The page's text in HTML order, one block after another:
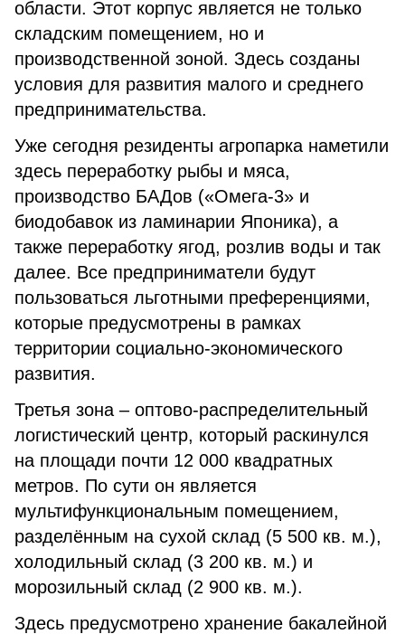
области. Этот корпус является не только
складским помещением, но и
производственной зоной. Здесь созданы
условия для развития малого и среднего
предпринимательства.
Уже сегодня резиденты агропарка наметили
здесь переработку рыбы и мяса,
производство БАДов («Омега-3» и
биодобавок из ламинарии Японика), а
также переработку ягод, розлив воды и так
далее. Все предприниматели будут
пользоваться льготными преференциями,
которые предусмотрены в рамках
территории социально-экономического
развития.
Третья зона – оптово-распределительный
логистический центр, который раскинулся
на площади почти 12 000 квадратных
метров. По сути он является
мультифункциональным помещением,
разделённым на сухой склад (5 500 кв. м.),
холодильный склад (3 200 кв. м.) и
морозильный склад (2 900 кв. м.).
Здесь предусмотрено хранение бакалейной